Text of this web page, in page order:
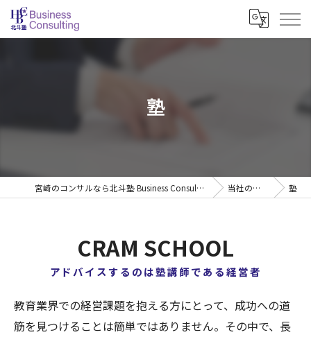
塾
宮崎のコンサルなら北斗塾 Business Consulting 当社の特徴 塾
アドバイスするのは塾講師である経営者
CRAM SCHOOL
教育業界での経営課題を抱える方にとって、成功への道
筋を見つけることは簡単ではありません。その中で、長